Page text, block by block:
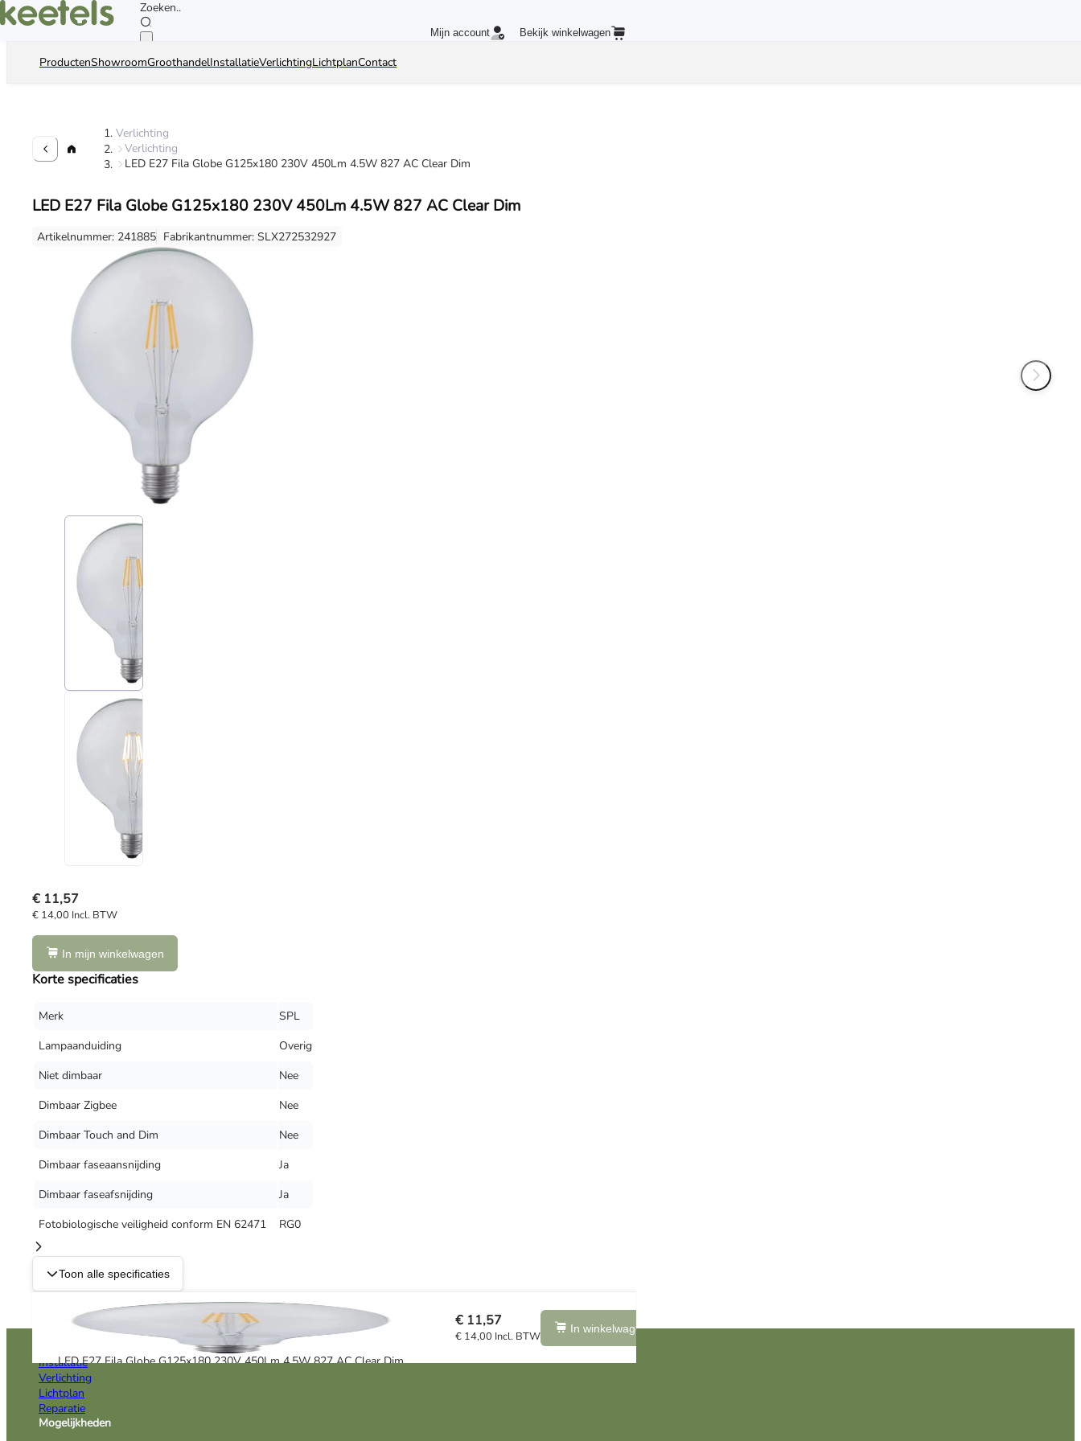
Zoeken..
Mijn account Bekijk winkelwagen
ProductenShowroomGroothandelInstallatieVerlichtingLichtplanContact
Verlichting
Verlichting
LED E27 Fila Globe G125x180 230V 450Lm 4.5W 827 AC Clear Dim
LED E27 Fila Globe G125x180 230V 450Lm 4.5W 827 AC Clear Dim
Artikelnummer: 241885 Fabrikantnummer: SLX272532927
€ 11,57
€ 14,00 Incl. BTW
In mijn winkelwagen
Korte specificaties
Merk
SPL
Lampaanduiding
Overig
Niet dimbaar
Nee
Dimbaar Zigbee
Nee
Dimbaar Touch and Dim
Nee
Dimbaar faseaansnijding
Ja
Dimbaar faseafsnijding
Ja
Fotobiologische veiligheid conform EN 62471
RG0
Toon alle specificaties
LED E27 Fila Globe G125x180 230V 450Lm 4.5W 827 AC Clear Dim
€ 11,57
€ 14,00 Incl. BTW
In winkelwagen
Oplossingen
Installatie
Verlichting
Lichtplan
Reparatie
Mogelijkheden